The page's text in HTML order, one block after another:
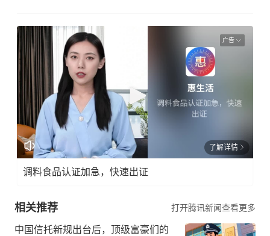
广告
了解详情
调料食品认证加急，快速出证
相关推荐 打开腾讯新闻查看更多
中国信托新规出台后，顶级富豪们的